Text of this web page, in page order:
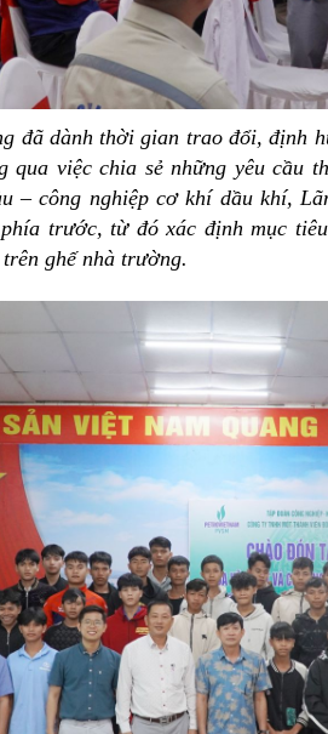
đã dành thời gian trao đổi, định
qua việc chia sẻ những yêu cầu
– công nghiệp cơ khí dầu khí,
trước, từ đó xác định mục
ghế nhà trường.